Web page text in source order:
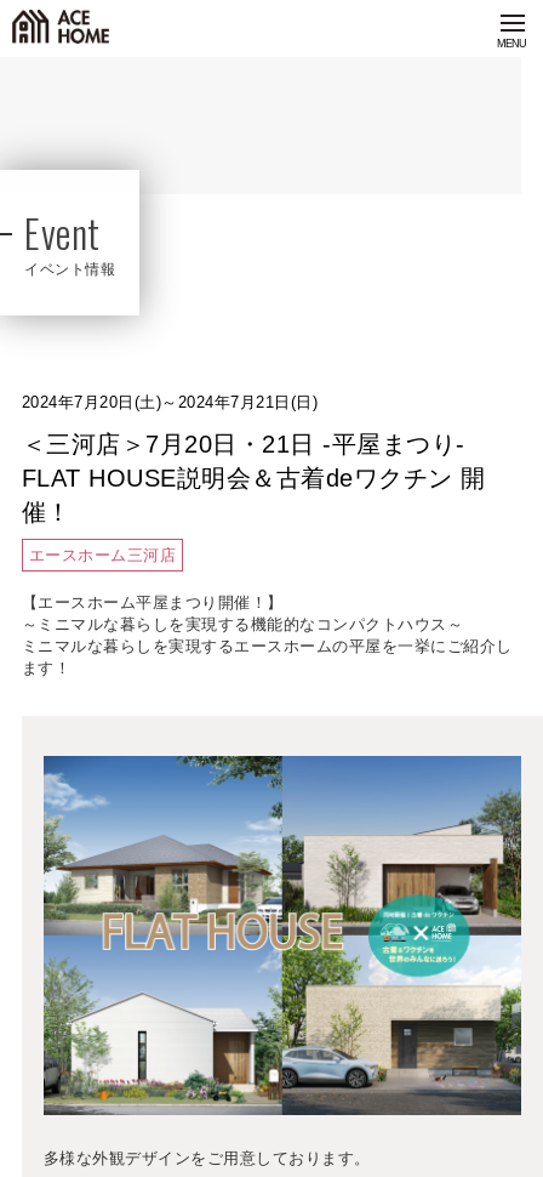
Event
イベント情報
2024年7月20日(土)～2024年7月21日(日)
＜三河店＞7月20日・21日 -平屋まつり-
FLAT HOUSE説明会＆古着deワクチン 開
催！
エースホーム三河店
【エースホーム平屋まつり開催！】
～ミニマルな暮らしを実現する機能的なコンパクトハウス～
ミニマルな暮らしを実現するエースホームの平屋を一挙にご紹介し
ます！
多様な外観デザインをご用意しております。